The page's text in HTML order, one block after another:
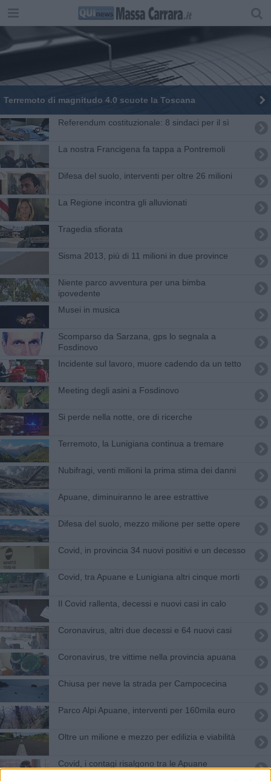
Terremoto di magnitudo 4.0 scuote la Toscana
​Referendum costituzionale: 8 sindaci per il sì
La nostra Francigena fa tappa a Pontremoli
Difesa del suolo, interventi per oltre 26 milioni
La Regione incontra gli alluvionati
​Tragedia sfiorata
Sisma 2013, più di 11 milioni in due province
Niente parco avventura per una bimba
ipovedente
Musei in musica
Scomparso da Sarzana, gps lo segnala a
Fosdinovo
Incidente sul lavoro, muore cadendo da un tetto
Meeting degli asini a Fosdinovo
Si perde nella notte, ore di ricerche
Terremoto, la Lunigiana continua a tremare
Nubifragi, venti milioni la prima stima dei danni
Apuane, diminuiranno le aree estrattive
​Difesa del suolo, mezzo milione per sette opere
Covid, in provincia 34 nuovi positivi e un decesso
Covid, tra Apuane e Lunigiana altri cinque morti
Il Covid rallenta, decessi e nuovi casi in calo
Coronavirus, altri due decessi e 64 nuovi casi
Coronavirus, tre vittime nella provincia apuana
Chiusa per neve la strada per Campocecina
Parco Alpi Apuane, interventi per 160mila euro
Oltre un milione e mezzo per edilizia e viabilità
Covid, i contagi risalgono tra le Apuane